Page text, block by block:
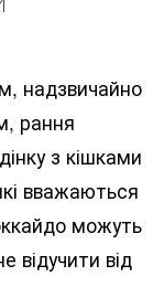
надзвичайно
рання
з кішками
вважаються
можуть
відучити від